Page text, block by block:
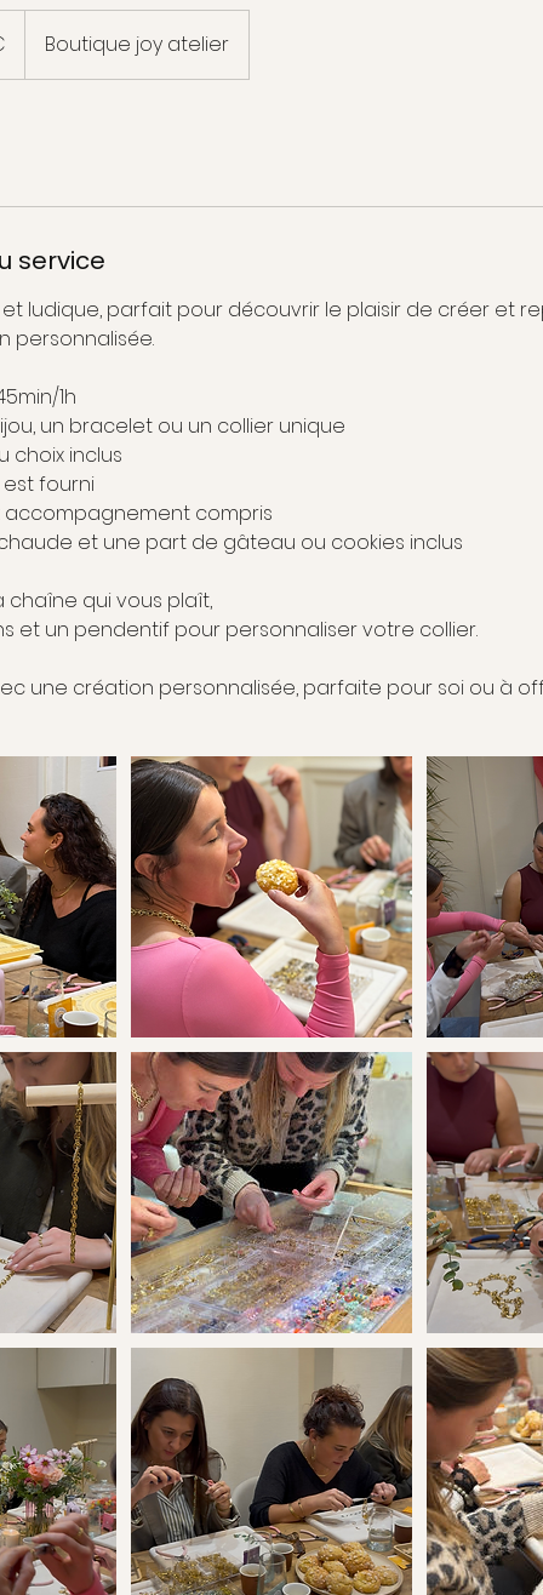
Boutique joy atelier
service
ludique, parfait pour découvrir le plaisir de créer et
personnalisée.
1h
un bracelet ou un collier unique
choix inclus
fourni
accompagnement compris
et une part de gâteau ou cookies inclus
chaîne qui vous plaît,
et un pendentif pour personnaliser votre collier.
une création personnalisée, parfaite pour soi ou à